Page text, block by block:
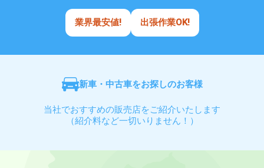
業界最安値! 出張作業OK!
新車・中古車をお探しのお客様
当社でおすすめの販売店をご紹介いたします
（紹介料など一切いりません！）